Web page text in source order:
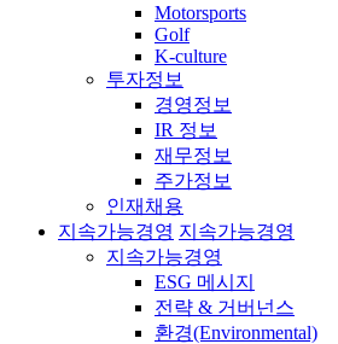
Motorsports
Golf
K-culture
투자정보
경영정보
IR 정보
재무정보
주가정보
인재채용
지속가능경영 지속가능경영
지속가능경영
ESG 메시지
전략 & 거버넌스
환경(Environmental)